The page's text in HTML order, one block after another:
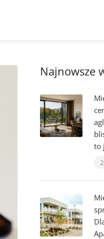
Najnowsze
to